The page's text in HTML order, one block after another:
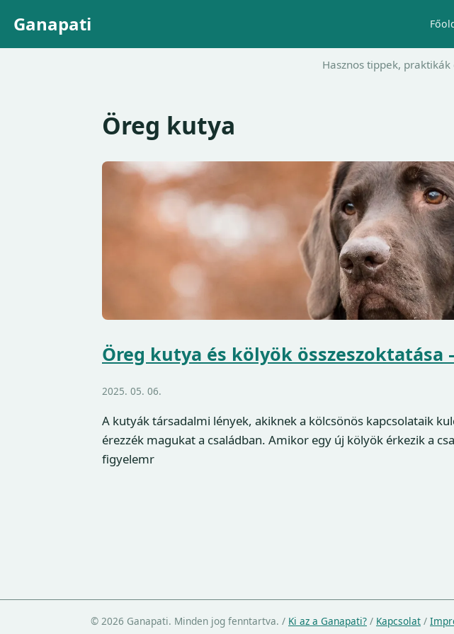
Ganapati
Hasznos tippek,
Öreg kutya
Öreg kutya és kölyök összeszoktatása
2025. 05. 06.
A kutyák társadalmi lények, akiknek a kölcsönös kapcsolataik
érezzék magukat a családban. Amikor egy új kölyök érkezik a
figyelemr
© 2026 Ganapati. Minden jog fenntartva. / Ki az a Ganapati? / Kapcsolat /